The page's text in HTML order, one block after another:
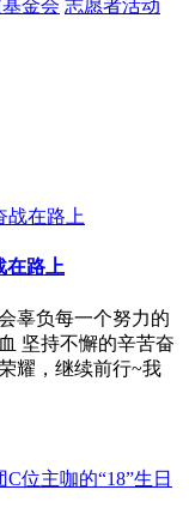
金会 志愿者活动
在路上
辜负每一个努力的
坚持不懈的辛苦奋
耀，继续前行~我